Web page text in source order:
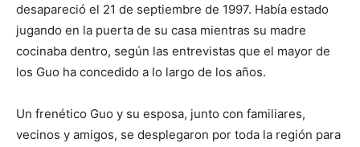
desapareció el 21 de septiembre de 1997. Había estado
jugando en la puerta de su casa mientras su madre
cocinaba dentro, según las entrevistas que el mayor de
los Guo ha concedido a lo largo de los años.
Un frenético Guo y su esposa, junto con familiares,
vecinos y amigos, se desplegaron por toda la región para